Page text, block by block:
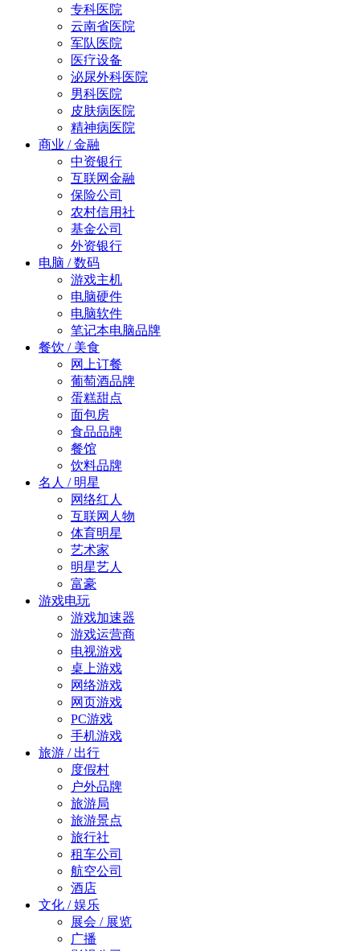
专科医院
云南省医院
军队医院
医疗设备
泌尿外科医院
男科医院
皮肤病医院
精神病医院
商业 / 金融
中资银行
互联网金融
保险公司
农村信用社
基金公司
外资银行
电脑 / 数码
游戏主机
电脑硬件
电脑软件
笔记本电脑品牌
餐饮 / 美食
网上订餐
葡萄酒品牌
蛋糕甜点
面包房
食品品牌
餐馆
饮料品牌
名人 / 明星
网络红人
互联网人物
体育明星
艺术家
明星艺人
富豪
游戏电玩
游戏加速器
游戏运营商
电视游戏
桌上游戏
网络游戏
网页游戏
PC游戏
手机游戏
旅游 / 出行
度假村
户外品牌
旅游局
旅游景点
旅行社
租车公司
航空公司
酒店
文化 / 娱乐
展会 / 展览
广播